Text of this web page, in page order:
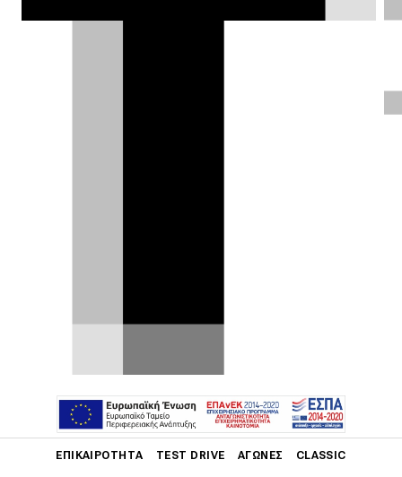
ΕΠΙΚΑΙΡΌΤΗΤΑ TEST DRIVE ΑΓΏΝΕΣ CLASSIC
Test drive: Mercedes-
4MATIC
Δοιμάζουμε τη δεύτερη γενιά της
σπορ αδελφής της GLE με τον